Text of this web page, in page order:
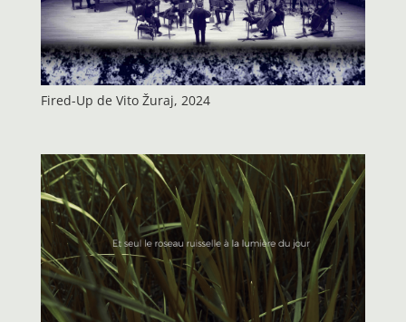
Fired-Up de Vito Žuraj, 2024